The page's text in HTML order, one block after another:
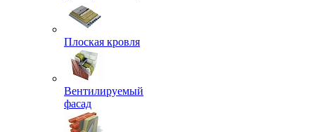
Плоская кровля
Вентилируемый
фасад